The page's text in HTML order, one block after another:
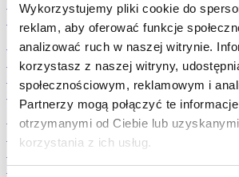
Wykorzystujemy pliki cookie do
reklam, aby oferować funkcje
analizować ruch w naszej witrynie.
korzystasz z naszej witryny,
społecznościowym, reklamowym i
Partnerzy mogą połączyć te
otrzymanymi od Ciebie lub
korzystania z ich usług.
Rośliny strączkowe
Inna żywność fitness
Masła orzechowe
Masło orzechowe 100%
Słodkie masła orzechowe
Masła orzechowe z białkiem
Superfood
Zielone superfoods
Błonnik
Inne superfoods